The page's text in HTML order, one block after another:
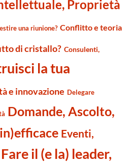
Proprietà
una riunione? Conflitto e teoria
di cristallo? Consulenti,
la tua
e innovazione Delegare
Domande, Ascolto,
Eventi,
Fare il (e la) leader,